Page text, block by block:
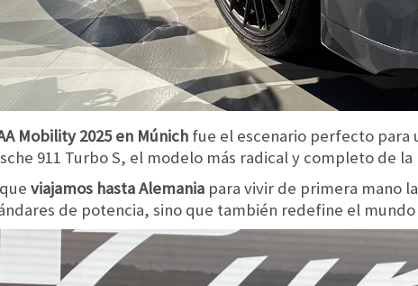
Mobility 2025 en Múnich fue el escenario perfecto para
911 Turbo S, el modelo más radical y completo de la
viajamos hasta Alemania para vivir de primera mano
de potencia, sino que también redefine el